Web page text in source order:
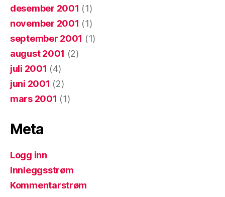
desember 2001 (1)
november 2001 (1)
september 2001 (1)
august 2001 (2)
juli 2001 (4)
juni 2001 (2)
mars 2001 (1)
Meta
Logg inn
Innleggsstrøm
Kommentarstrøm